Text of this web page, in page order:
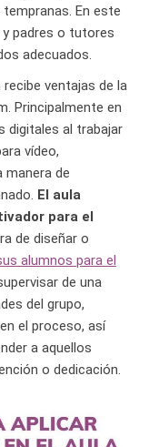
En este
padres o tutores
adecuados.
ventajas de la
Principalmente en
digitales al trabajar
vídeo,
manera de
El aula
para el
de diseñar o
alumnos para el
de una
del grupo,
el proceso, así
a aquellos
o dedicación.